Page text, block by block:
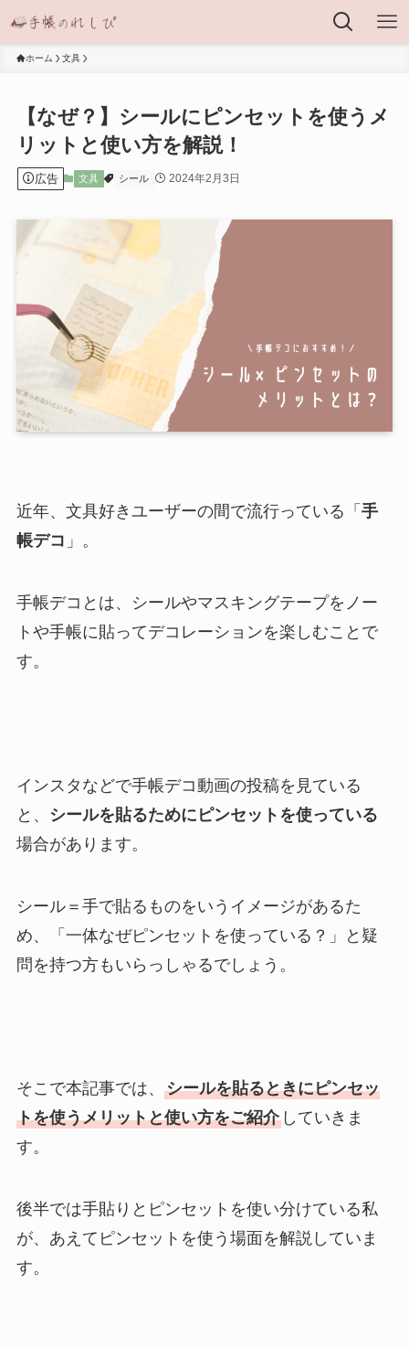
ホーム 文具
【なぜ？】シールにピンセットを使うメ
リットと使い方を解説！
広告 文具 シール 2024年2月3日
近年、文具好きユーザーの間で流行っている「 手
帳デコ 」。
手帳デコとは、シールやマスキングテープをノー
トや手帳に貼ってデコレーションを楽しむことで
す。
インスタなどで手帳デコ動画の投稿を見ている
と、
シールを貼るためにピンセットを使っている
場合があります。
シール＝手で貼るものをいうイメージがあるた
め、「一体なぜピンセットを使っている？」と疑
問を持つ方もいらっしゃるでしょう。
そこで本記事では、 シールを貼るときにピンセッ
トを使うメリットと使い方をご紹介していきま
す。
後半では手貼りとピンセットを使い分けている私
が、あえてピンセットを使う場面を解説していま
す。